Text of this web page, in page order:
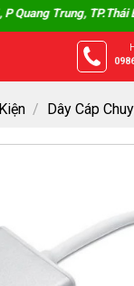
Trung, TP.Thái
/ Dây Cáp